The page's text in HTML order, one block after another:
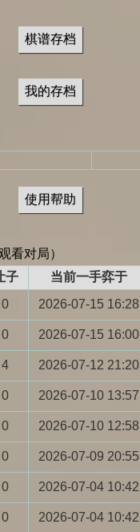
棋谱存档
我的存档
使用帮助
看对局）
子 当前一手弈于
0 2026-07-15 16:28
0 2026-07-15 16:00
4 2026-07-12 21:20
0 2026-07-10 13:57
0 2026-07-10 12:58
0 2026-07-09 20:55
0 2026-07-04 10:42
0 2026-07-04 10:42